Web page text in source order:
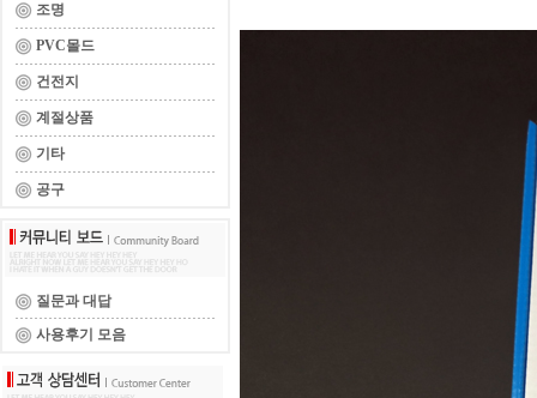
조명
PVC몰드
건전지
계절상품
기타
공구
질문과 대답
사용후기 모음